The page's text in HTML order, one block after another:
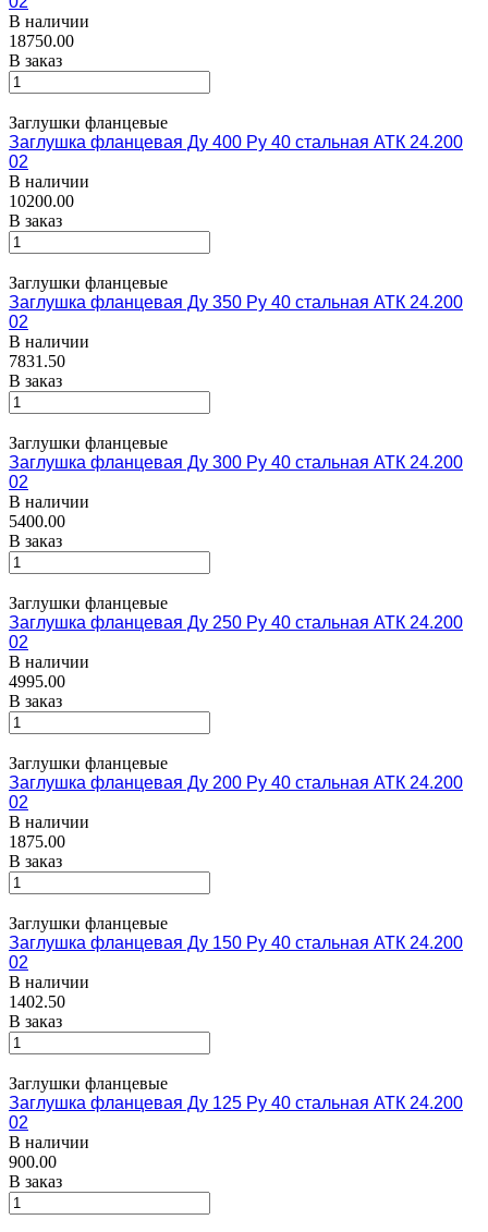
В наличии
18750.00
В заказ
Заглушки фланцевые
Заглушка фланцевая Ду 400 Ру 40 стальная АТК 24.200
02
В наличии
10200.00
В заказ
Заглушки фланцевые
Заглушка фланцевая Ду 350 Ру 40 стальная АТК 24.200
02
В наличии
7831.50
В заказ
Заглушки фланцевые
Заглушка фланцевая Ду 300 Ру 40 стальная АТК 24.200
02
В наличии
5400.00
В заказ
Заглушки фланцевые
Заглушка фланцевая Ду 250 Ру 40 стальная АТК 24.200
02
В наличии
4995.00
В заказ
Заглушки фланцевые
Заглушка фланцевая Ду 200 Ру 40 стальная АТК 24.200
02
В наличии
1875.00
В заказ
Заглушки фланцевые
Заглушка фланцевая Ду 150 Ру 40 стальная АТК 24.200
02
В наличии
1402.50
В заказ
Заглушки фланцевые
Заглушка фланцевая Ду 125 Ру 40 стальная АТК 24.200
02
В наличии
900.00
В заказ